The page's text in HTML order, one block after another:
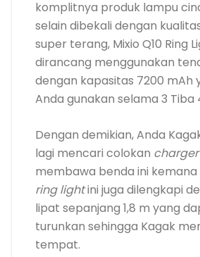
komplitnya produk lampu
selain dibekali dengan
super terang, Mixio Q10 Ring
dirancang menggunakan
dengan kapasitas 7200 mAh
Anda gunakan selama 3 Tiba
Dengan demikian, Anda
lagi mencari colokan charger
membawa benda ini kemana
ring lightini juga dilengkapi
lipat sepanjang 1,8 m yang
turunkan sehingga Kagak
tempat.